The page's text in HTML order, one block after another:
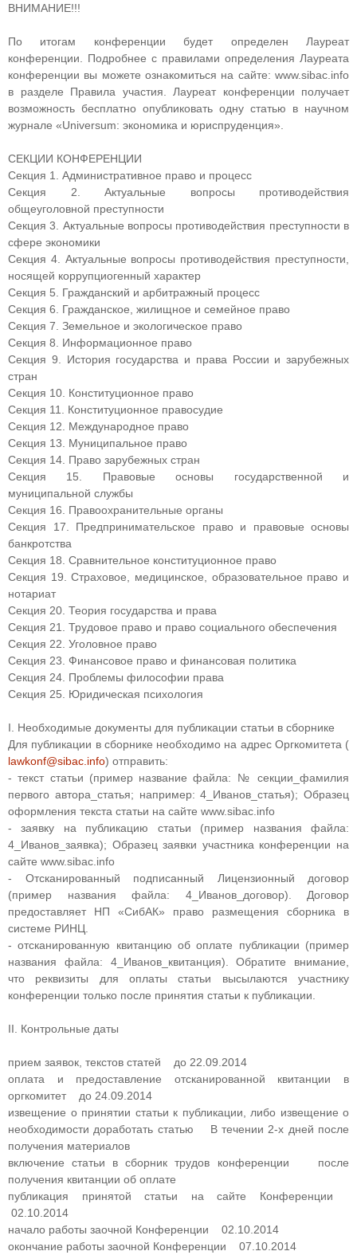
ВНИМАНИЕ!!!
По итогам конференции будет определен Лауреат
конференции. Подробнее с правилами определения Лауреата
конференции вы можете ознакомиться на сайте: www.sibac.info
в разделе Правила участия. Лауреат конференции получает
возможность бесплатно опубликовать одну статью в научном
журнале «Universum: экономика и юриспруденция».
СЕКЦИИ КОНФЕРЕНЦИИ
Секция 1. Административное право и процесс
Секция 2. Актуальные вопросы противодействия
общеуголовной преступности
Секция 3. Актуальные вопросы противодействия преступности в
сфере экономики
Секция 4. Актуальные вопросы противодействия преступности,
носящей коррупциогенный характер
Секция 5. Гражданский и арбитражный процесс
Секция 6. Гражданское, жилищное и семейное право
Секция 7. Земельное и экологическое право
Секция 8. Информационное право
Секция 9. История государства и права России и зарубежных
стран
Секция 10. Конституционное право
Секция 11. Конституционное правосудие
Секция 12. Международное право
Секция 13. Муниципальное право
Секция 14. Право зарубежных стран
Секция 15. Правовые основы государственной и
муниципальной службы
Секция 16. Правоохранительные органы
Секция 17. Предпринимательское право и правовые основы
банкротства
Секция 18. Сравнительное конституционное право
Секция 19. Страховое, медицинское, образовательное право и
нотариат
Секция 20. Теория государства и права
Секция 21. Трудовое право и право социального обеспечения
Секция 22. Уголовное право
Секция 23. Финансовое право и финансовая политика
Секция 24. Проблемы философии права
Секция 25. Юридическая психология
I. Необходимые документы для публикации статьи в сборнике
Для публикации в сборнике необходимо на адрес Оргкомитета (
lawkonf@sibac.info) отправить:
- текст статьи (пример название файла: № секции_фамилия
первого автора_статья; например: 4_Иванов_статья); Образец
оформления текста статьи на сайте www.sibac.info
- заявку на публикацию статьи (пример названия файла:
4_Иванов_заявка); Образец заявки участника конференции на
сайте www.sibac.info
- Отсканированный подписанный Лицензионный договор
(пример названия файла: 4_Иванов_договор). Договор
предоставляет НП «СибАК» право размещения сборника в
системе РИНЦ.
- отсканированную квитанцию об оплате публикации (пример
названия файла: 4_Иванов_квитанция). Обратите внимание,
что реквизиты для оплаты статьи высылаются участнику
конференции только после принятия статьи к публикации.
II. Контрольные даты
прием заявок, текстов статей до 22.09.2014
оплата и предоставление отсканированной квитанции в
оргкомитет до 24.09.2014
извещение о принятии статьи к публикации, либо извещение о
необходимости доработать статью В течении 2-х дней после
получения материалов
включение статьи в сборник трудов конференции после
получения квитанции об оплате
публикация принятой статьи на сайте Конференции
02.10.2014
начало работы заочной Конференции 02.10.2014
окончание работы заочной Конференции 07.10.2014